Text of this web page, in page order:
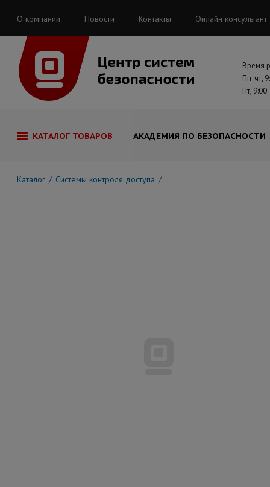
О компании Новости Контакты Онлайн консультант
Время
Пн-чт,
Пт,
КАТАЛОГ ТОВАРОВ АКАДЕМИЯ ПО БЕЗОПАСНОСТИ
Каталог Системы контроля доступа